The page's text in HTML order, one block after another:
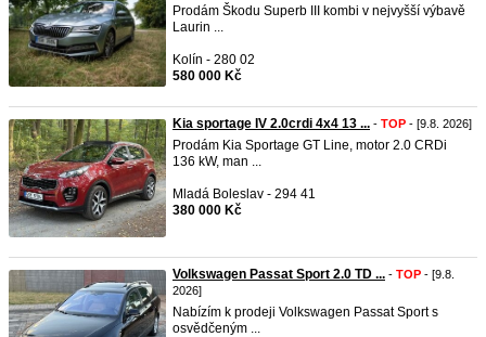
Prodám Škodu Superb III kombi v nejvyšší výbavě
Laurin ...
Kolín - 280 02
580 000 Kč
Kia sportage IV 2.0crdi 4x4 13 ... - TOP - [9.8. 2026]
Prodám Kia Sportage GT Line, motor 2.0 CRDi
136 kW, man ...
Mladá Boleslav - 294 41
380 000 Kč
Volkswagen Passat Sport 2.0 TD ... - TOP - [9.8.
2026]
Nabízím k prodeji Volkswagen Passat Sport s
osvědčeným ...